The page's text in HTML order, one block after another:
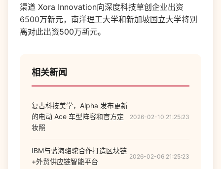
渠道 Xora Innovation向深度科技草创企业出资
6500万新元，南洋理工大学和新加坡国立大学将别
离对此出资500万新元。
相关新闻
复古科技美学，Alpha 发布更新
的电动 Ace 车型阵容和官方定
妆照
2026-02-10 21:25:23
IBM与蓝海骆驼合作打造区块链
+外贸供应链智能平台
2026-02-06 21:25:23